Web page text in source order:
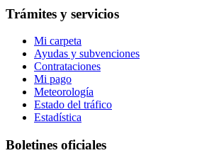
Trámites y servicios
Mi carpeta
Ayudas y subvenciones
Contrataciones
Mi pago
Meteorología
Estado del tráfico
Estadística
Boletines oficiales